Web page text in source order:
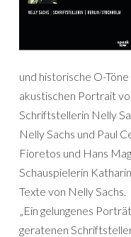
und historische O-
akustischen Portrait
Schriftstellerin Nelly
Nelly Sachs und Paul
Fioretos und Hans
Schauspielerin
Texte von Nelly Sachs.
„Ein gelungenes
geratenen